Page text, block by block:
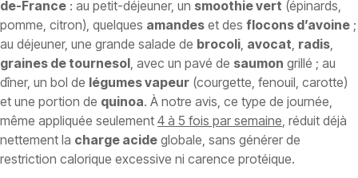
de-France : au petit-déjeuner, un smoothie vert (épinards,
pomme, citron), quelques amandes et des flocons d’avoine ;
au déjeuner, une grande salade de brocoli avocat radis
graines de tournesol , avec un pavé de saumon grillé ; au
dîner, un bol de légumes vapeur (courgette, fenouil, carotte)
et une portion de quinoa. À notre avis, ce type de journée,
même appliquée seulement 4 à 5 fois par semaine , réduit déjà
nettement la charge acide globale, sans générer de
restriction calorique excessive ni carence protéique.